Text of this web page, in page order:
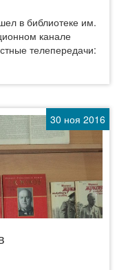
в библиотеке им.
канале
телепередачи:
30 ноя 2016